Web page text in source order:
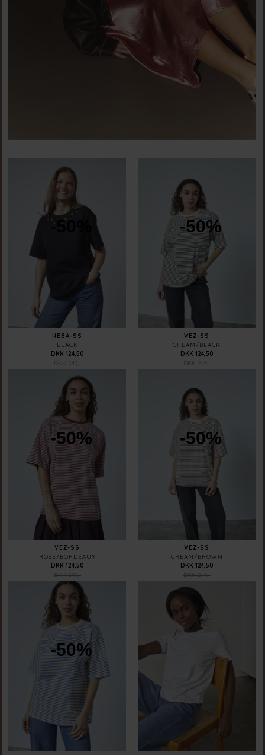
-50%
HEBA-SS
BLACK
DKK 249,-
DKK 124,50
-50%
VEZ-SS
CREAM/BLACK
DKK 249,-
DKK 124,50
-50%
VEZ-SS
ROSE/BORDEAUX
DKK 249,-
DKK 124,50
-50%
VEZ-SS
CREAM/BROWN
DKK 249,-
DKK 124,50
-50%